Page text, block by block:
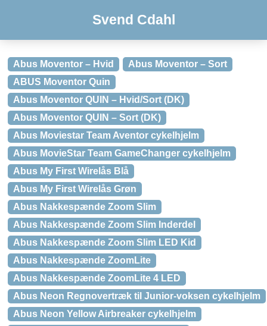
Svend Cdahl
Abus Moventor – Hvid
Abus Moventor – Sort
ABUS Moventor Quin
Abus Moventor QUIN – Hvid/Sort (DK)
Abus Moventor QUIN – Sort (DK)
Abus Moviestar Team Aventor cykelhjelm
Abus MovieStar Team GameChanger cykelhjelm
Abus My First Wirelås Blå
Abus My First Wirelås Grøn
Abus Nakkespænde Zoom Slim
Abus Nakkespænde Zoom Slim Inderdel
Abus Nakkespænde Zoom Slim LED Kid
Abus Nakkespænde ZoomLite
Abus Nakkespænde ZoomLite 4 LED
Abus Neon Regnovertræk til Junior-voksen cykelhjelm
Abus Neon Yellow Airbreaker cykelhjelm